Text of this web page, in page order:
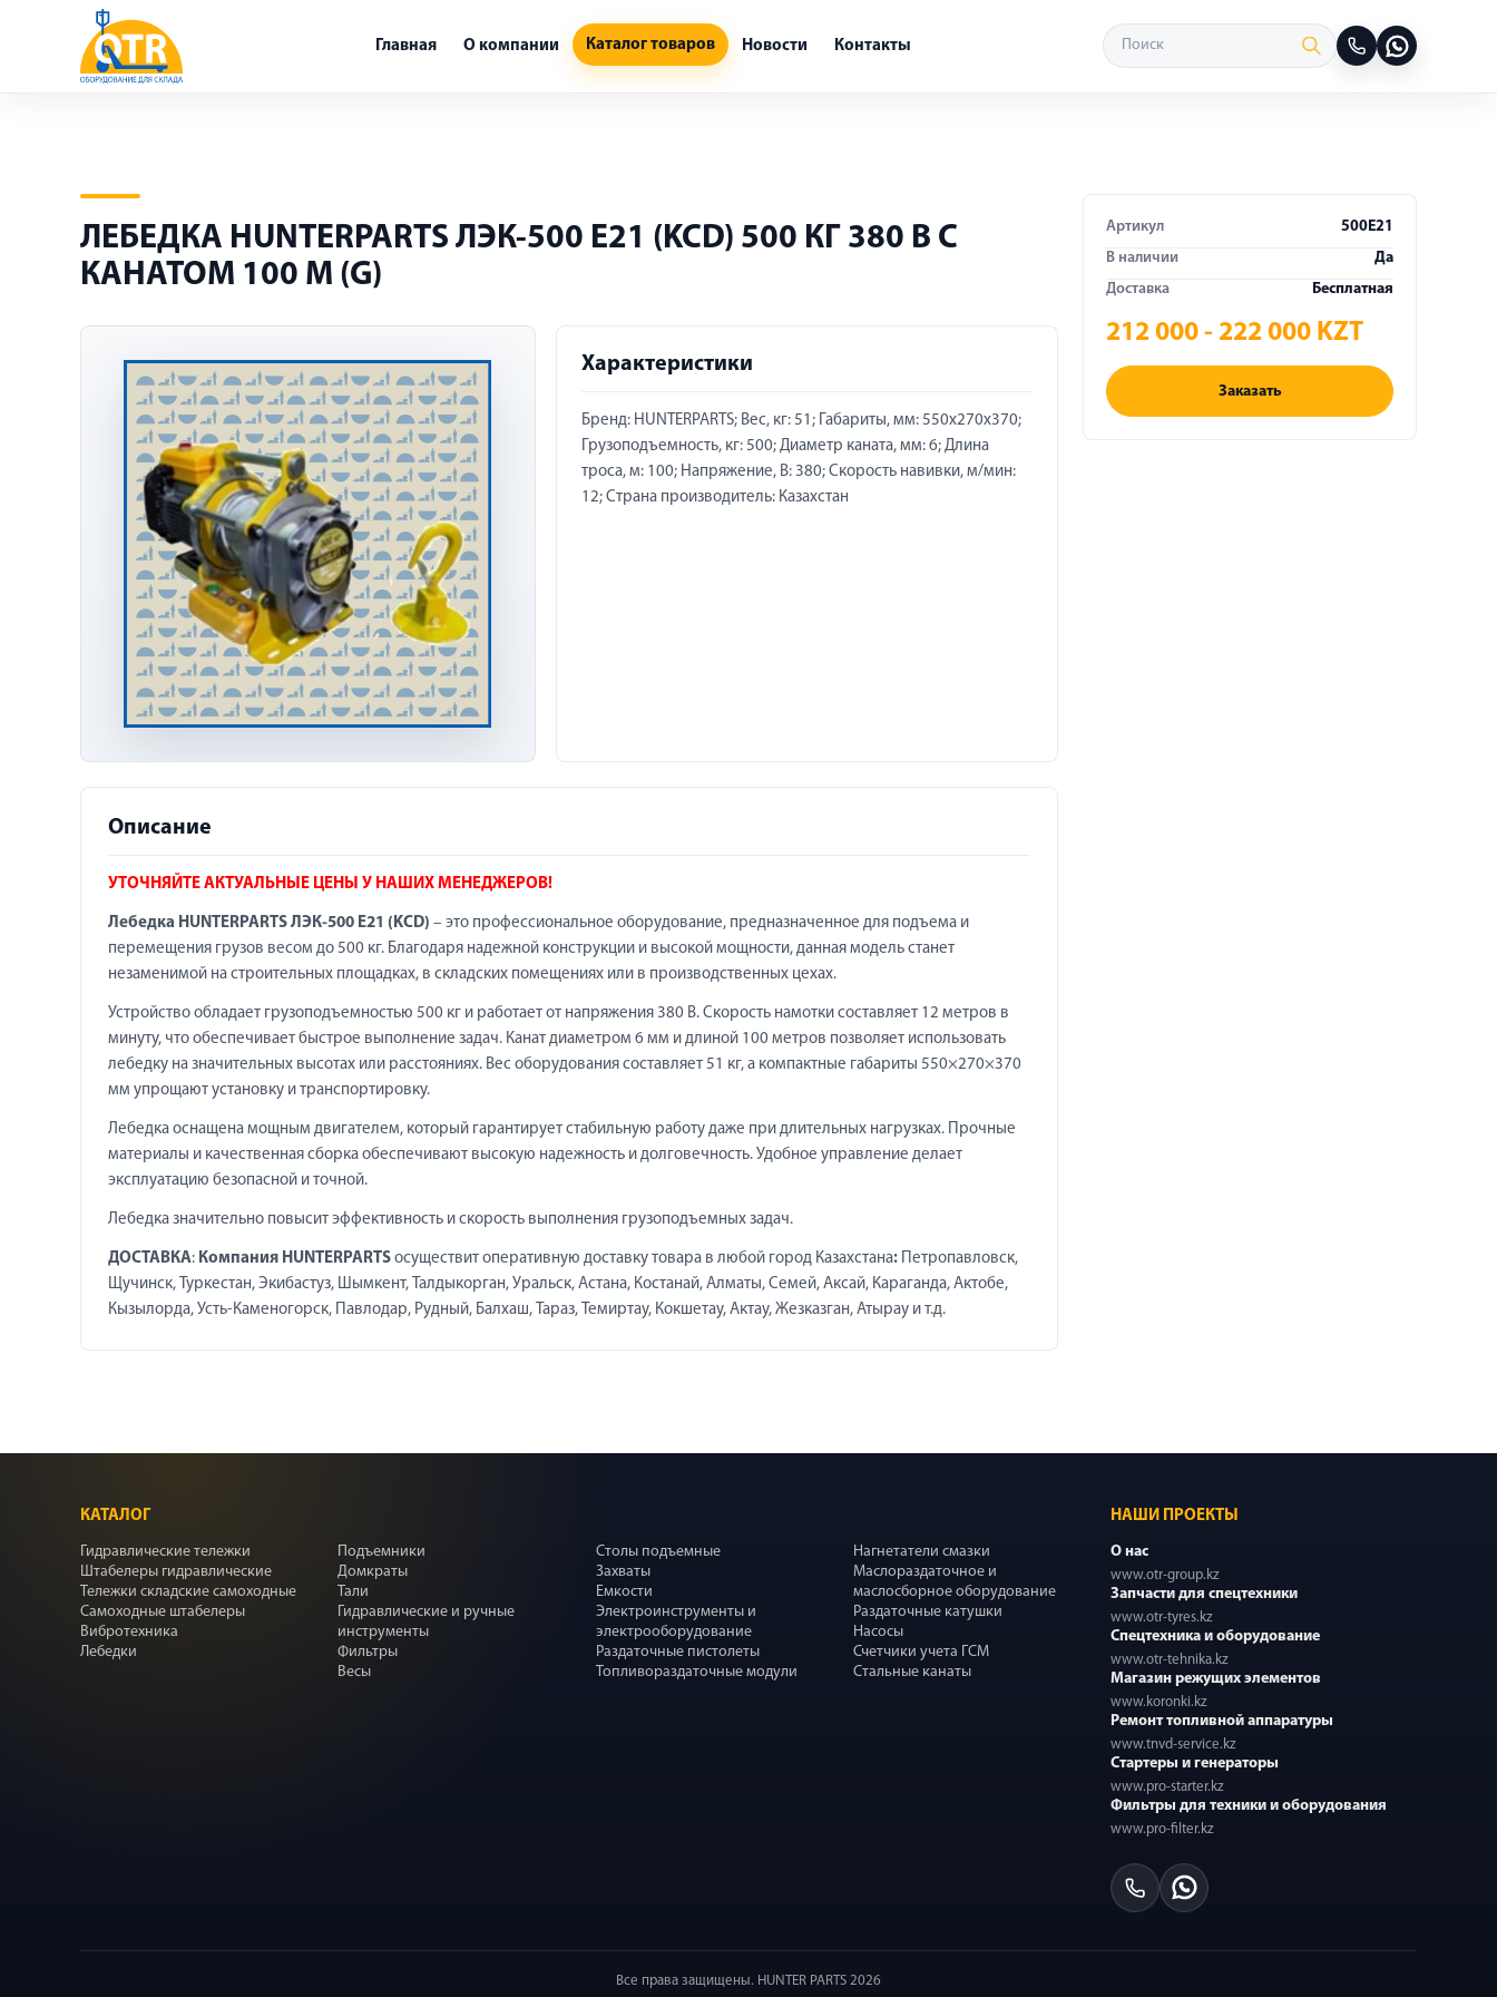
Главная О компании Каталог товаров Новости Контакты
ЛЕБЕДКА HUNTERPARTS ЛЭК-500 E21 (KCD) 500 КГ 380 В С
КАНАТОМ 100 М (G)
Характеристики
Бренд: HUNTERPARTS; Вес, кг: 51; Габариты, мм: 550х270х370;
Грузоподъемность, кг: 500; Диаметр каната, мм: 6; Длина
троса, м: 100; Напряжение, В: 380; Скорость навивки, м/мин:
12; Страна производитель: Казахстан
Описание
УТОЧНЯЙТЕ АКТУАЛЬНЫЕ ЦЕНЫ У НАШИХ МЕНЕДЖЕРОВ!
Лебедка HUNTERPARTS ЛЭК-500 E21 (KCD) – это профессиональное оборудование, предназначенное для подъема и
перемещения грузов весом до 500 кг. Благодаря надежной конструкции и высокой мощности, данная модель станет
незаменимой на строительных площадках, в складских помещениях или в производственных цехах.
Устройство обладает грузоподъемностью 500 кг и работает от напряжения 380 В. Скорость намотки составляет 12 метров в
минуту, что обеспечивает быстрое выполнение задач. Канат диаметром 6 мм и длиной 100 метров позволяет использовать
лебедку на значительных высотах или расстояниях. Вес оборудования составляет 51 кг, а компактные габариты 550×270×370
мм упрощают установку и транспортировку.
Лебедка оснащена мощным двигателем, который гарантирует стабильную работу даже при длительных нагрузках. Прочные
материалы и качественная сборка обеспечивают высокую надежность и долговечность. Удобное управление делает
эксплуатацию безопасной и точной.
Лебедка значительно повысит эффективность и скорость выполнения грузоподъемных задач.
ДОСТАВКА: Компания HUNTERPARTS осуществит оперативную доставку товара в любой город Казахстана: Петропавловск,
Щучинск, Туркестан, Экибастуз, Шымкент, Талдыкорган, Уральск, Астана, Костанай, Алматы, Семей, Аксай, Караганда, Актобе,
Кызылорда, Усть-Каменогорск, Павлодар, Рудный, Балхаш, Тараз, Темиртау, Кокшетау, Актау, Жезказган, Атырау и т.д.
Артикул
500E21
В наличии
Да
Доставка
Бесплатная
212 000 - 222 000 KZT
Заказать
КАТАЛОГ
Гидравлические тележки
Штабелеры гидравлические
Тележки складские самоходные
Самоходные штабелеры
Вибротехника
Лебедки
Подъемники
Домкраты
Тали
Гидравлические и ручные
инструменты
Фильтры
Весы
Столы подъемные
Захваты
Емкости
Электроинструменты и
электрооборудование
Раздаточные пистолеты
Топливораздаточные модули
Нагнетатели смазки
Маслораздаточное и
маслосборное оборудование
Раздаточные катушки
Насосы
Счетчики учета ГСМ
Стальные канаты
НАШИ ПРОЕКТЫ
О нас
www.otr-group.kz
Запчасти для спецтехники
www.otr-tyres.kz
Спецтехника и оборудование
www.otr-tehnika.kz
Магазин режущих элементов
www.koronki.kz
Ремонт топливной аппаратуры
www.tnvd-service.kz
Стартеры и генераторы
www.pro-starter.kz
Фильтры для техники и оборудования
www.pro-filter.kz
Все права защищены. HUNTER PARTS 2026